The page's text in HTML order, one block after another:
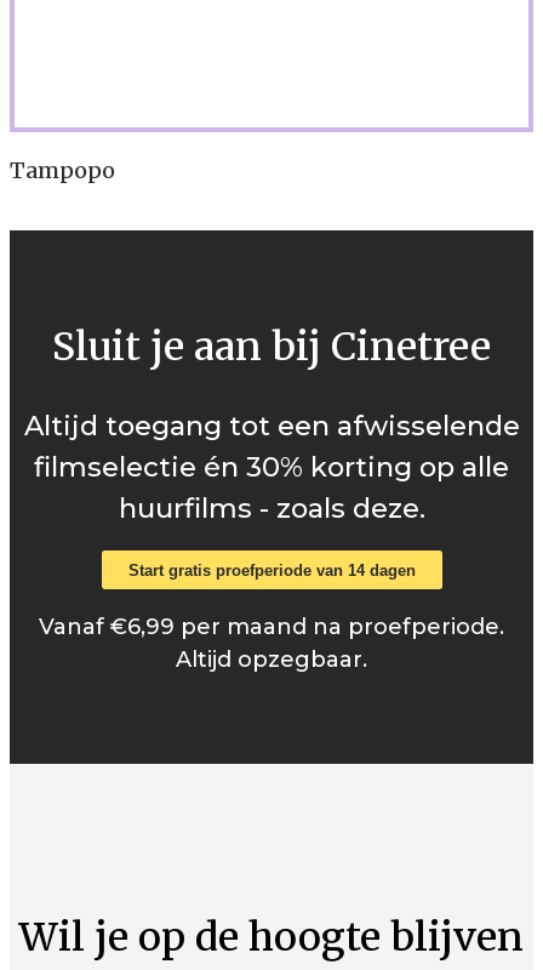
Tampopo
Sluit je aan bij Cinetree
Altijd toegang tot een afwisselende
filmselectie én 30% korting op alle
huurfilms - zoals deze.
Start gratis proefperiode van 14 dagen
Vanaf €6,99 per maand na proefperiode.
Altijd opzegbaar.
Wil je op de hoogte blijven